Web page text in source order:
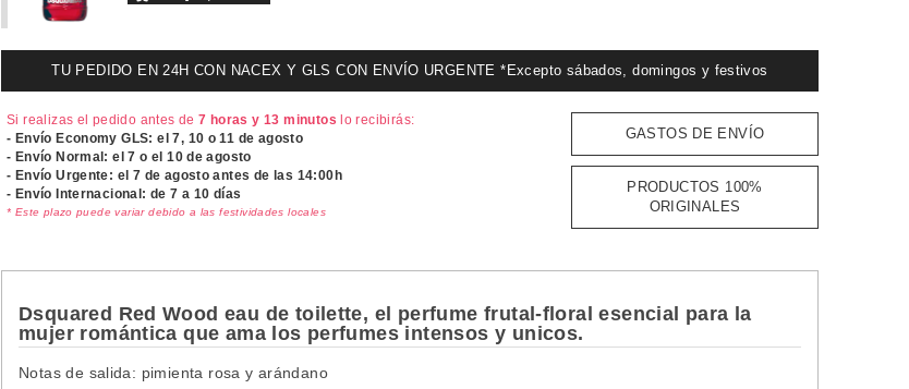
TU PEDIDO EN 24H CON NACEX Y GLS CON ENVÍO URGENTE *Excepto sábados, domingos y festivos
Si realizas el pedido antes de7 horas y 13 minutos lo recibirás:
- Envío Economy GLS: el7, 10 o 11 de agosto
- Envío Normal: el7 o el 10 de agosto
- Envío Urgente: el 7 de agosto antes de las 14:00h
- Envío Internacional: de 7 a 10 días
* Este plazo puede variar debido a las festividades locales
GASTOS DE ENVÍO
PRODUCTOS 100%
ORIGINALES
Dsquared Red Wood eau de toilette, el perfume frutal-floral esencial para la
mujer romántica que ama los perfumes intensos y unicos.
Notas de salida: pimienta rosa y arándano